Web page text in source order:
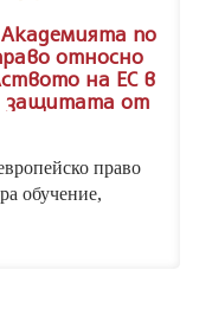
по
относно
на ЕС в
защитата от
право
обучение,
в областта...